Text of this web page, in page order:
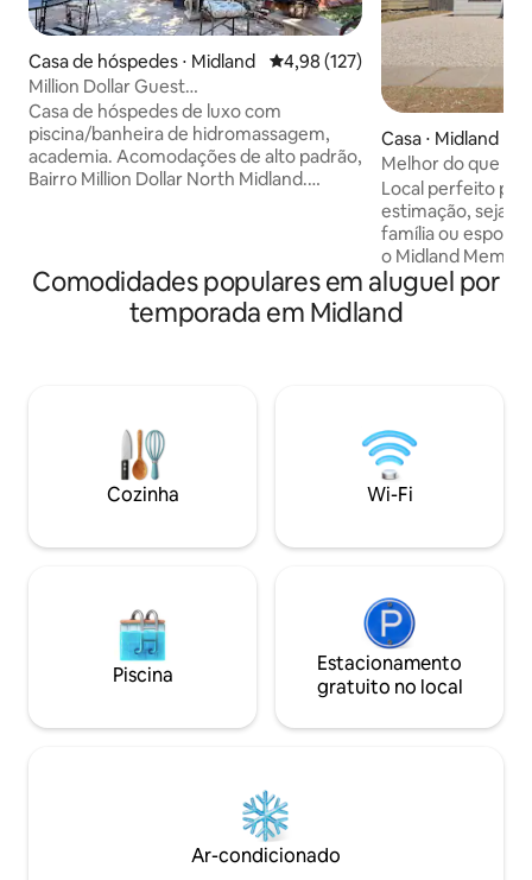
Casa de hóspedes ⋅ Midland 4,98 de uma avaliação média de
4,98 (127)
Million Dollar Guest
House/Piscina/Academia/Summit
Center
Casa de hóspedes de luxo com
piscina/banheira de hidromassagem,
academia. Acomodações de alto padrão,
Bairro Million Dollar North Midland.
pillow top com capa, travesseiros Ralph
Lauren, Wi-Fi de alta velocidade, Smart
TVs, máquina de lavar/secar roupa de
totalmente abastecida, DW.
INFORMAÇÕES SOBRE FESTAS: Uma
taxa adicional de US$ 250,00 para festas
na piscina será adicionada à reserva,
Casa ⋅ Midland
Melhor do que
MUGS
Local perfeito
estimação, seja
família ou
o Midland
que você precisa
minutos de
e parque Ulmer
extra ou quarto
completo e lavanderia.
hóspedes
para RESERVA
Comodidades populares em aluguel por
temporada em Midland
Cozinha Wi-Fi
Piscina
Estacionamento
gratuito no local
Ar-condicionado